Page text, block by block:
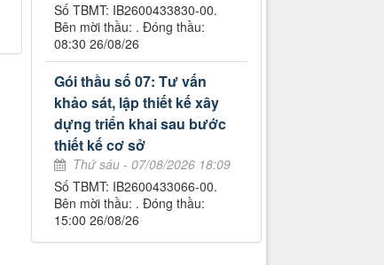
Số TBMT: IB2600433830-00.
Bên mời thầu: . Đóng thầu:
08:30 26/08/26
Gói thầu số 07: Tư vấn
khảo sát, lập thiết kế xây
dựng triển khai sau bước
thiết kế cơ sở
Thứ sáu - 07/08/2026 18:09
Số TBMT: IB2600433066-00.
Bên mời thầu: . Đóng thầu:
15:00 26/08/26